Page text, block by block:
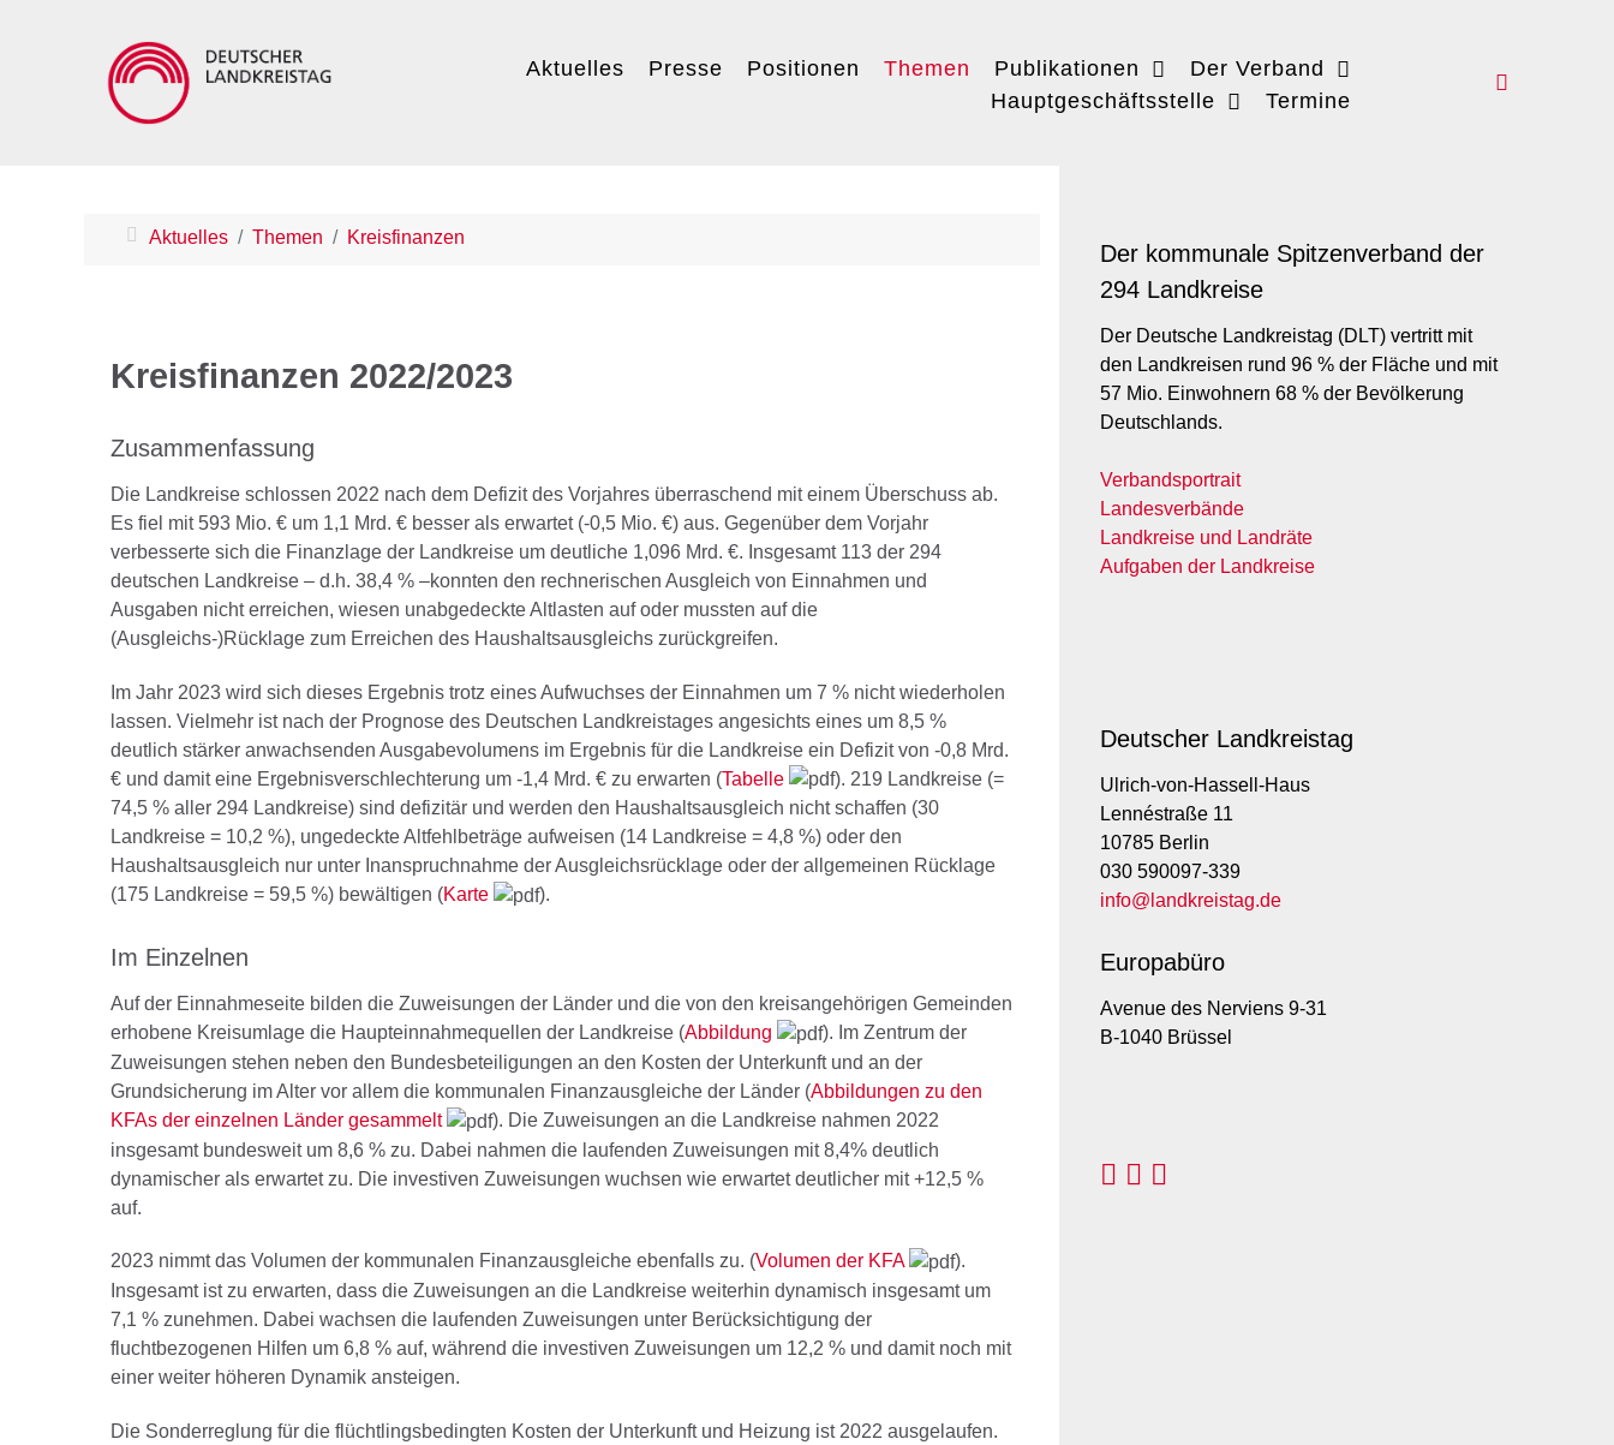
Aktuelles Presse Positionen Themen Publikationen
Der Verband
Hauptgeschäftsstelle
Termine
Aktuelles Themen Kreisfinanzen
Kreisfinanzen 2022/2023
Zusammenfassung
Die Landkreise schlossen 2022 nach dem Defizit des Vorjahres überraschend mit einem Überschuss ab.
Es fiel mit 593 Mio. € um 1,1 Mrd. € besser als erwartet (-0,5 Mio. €) aus. Gegenüber dem Vorjahr
verbesserte sich die Finanzlage der Landkreise um deutliche 1,096 Mrd. €. Insgesamt 113 der 294
deutschen Landkreise – d.h. 38,4 % –konnten den rechnerischen Ausgleich von Einnahmen und
Ausgaben nicht erreichen, wiesen unabgedeckte Altlasten auf oder mussten auf die
(Ausgleichs-)Rücklage zum Erreichen des Haushaltsausgleichs zurückgreifen.
Im Jahr 2023 wird sich dieses Ergebnis trotz eines Aufwuchses der Einnahmen um 7 % nicht wiederholen
lassen. Vielmehr ist nach der Prognose des Deutschen Landkreistages angesichts eines um 8,5 %
deutlich stärker anwachsenden Ausgabevolumens im Ergebnis für die Landkreise ein Defizit von -0,8 Mrd.
€ und damit eine Ergebnisverschlechterung um -1,4 Mrd. € zu erwarten (Tabelle
). 219 Landkreise (=
74,5 % aller 294 Landkreise) sind defizitär und werden den Haushaltsausgleich nicht schaffen (30
Landkreise = 10,2 %), ungedeckte Altfehlbeträge aufweisen (14 Landkreise = 4,8 %) oder den
Haushaltsausgleich nur unter Inanspruchnahme der Ausgleichsrücklage oder der allgemeinen Rücklage
(175 Landkreise = 59,5 %) bewältigen (Karte ).
Im Einzelnen
Auf der Einnahmeseite bilden die Zuweisungen der Länder und die von den kreisangehörigen Gemeinden
erhobene Kreisumlage die Haupteinnahmequellen der Landkreise (Abbildung
). Im Zentrum der
Zuweisungen stehen neben den Bundesbeteiligungen an den Kosten der Unterkunft und an der
Grundsicherung im Alter vor allem die kommunalen Finanzausgleiche der Länder (Abbildungen zu den
KFAs der einzelnen Länder gesammelt
). Die Zuweisungen an die Landkreise nahmen 2022
insgesamt bundesweit um 8,6 % zu. Dabei nahmen die laufenden Zuweisungen mit 8,4% deutlich
dynamischer als erwartet zu. Die investiven Zuweisungen wuchsen wie erwartet deutlicher mit +12,5 %
auf.
2023 nimmt das Volumen der kommunalen Finanzausgleiche ebenfalls zu. (Volumen der KFA
).
Insgesamt ist zu erwarten, dass die Zuweisungen an die Landkreise weiterhin dynamisch insgesamt um
7,1 % zunehmen. Dabei wachsen die laufenden Zuweisungen unter Berücksichtigung der
fluchtbezogenen Hilfen um 6,8 % auf, während die investiven Zuweisungen um 12,2 % und damit noch mit
einer weiter höheren Dynamik ansteigen.
Die Sonderreglung für die flüchtlingsbedingten Kosten der Unterkunft und Heizung ist 2022 ausgelaufen.
Der kommunale Spitzenverband der
294 Landkreise
Der Deutsche Landkreistag (DLT) vertritt mit
den Landkreisen rund 96 % der Fläche und mit
57 Mio. Einwohnern 68 % der Bevölkerung
Deutschlands.
Verbandsportrait
Landesverbände
Landkreise und Landräte
Aufgaben der Landkreise
Deutscher Landkreistag
Ulrich-von-Hassell-Haus
Lennéstraße 11
10785 Berlin
030 590097-339
info@landkreistag.de
Europabüro
Avenue des Nerviens 9-31
B-1040 Brüssel